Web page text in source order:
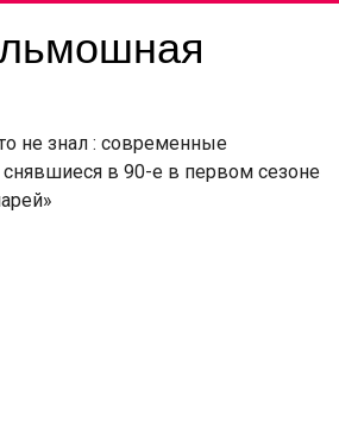
не знал : современные
в 90-е в первом сезоне